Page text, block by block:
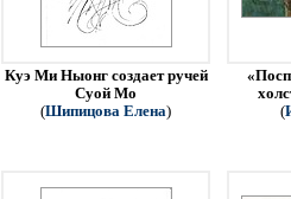
Куэ Ми Ныонг создает ручей
Суой Мо
(Шипицова Елена)
(